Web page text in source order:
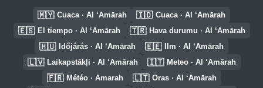
🇲🇾 Cuaca · Al ‘Amārah 🇮🇩 Cuaca · Al ‘Amārah
🇪🇸 El tiempo · Al ‘Amārah 🇹🇷 Hava durumu · Al ‘Amārah
🇭🇺 Időjárás · Al ‘Amārah 🇪🇪 Ilm · Al ‘Amārah
🇱🇻 Laikapstākļi · Al ‘Amārah 🇮🇹 Meteo · Al ‘Amārah
🇫🇷 Météo · Amarah 🇱🇹 Oras · Al ‘Amārah